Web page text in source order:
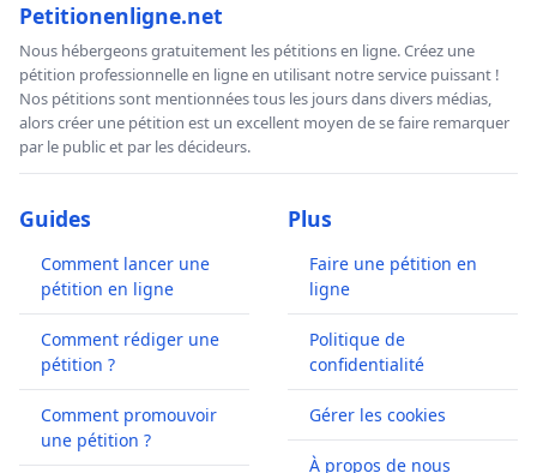
Petitionenligne.net
Nous hébergeons gratuitement les pétitions en ligne. Créez une
pétition professionnelle en ligne en utilisant notre service puissant !
Nos pétitions sont mentionnées tous les jours dans divers médias,
alors créer une pétition est un excellent moyen de se faire remarquer
par le public et par les décideurs.
Guides
Comment lancer une
pétition en ligne
Comment rédiger une
pétition ?
Comment promouvoir
une pétition ?
Plus
Faire une pétition en
ligne
Politique de
confidentialité
Gérer les cookies
À propos de nous